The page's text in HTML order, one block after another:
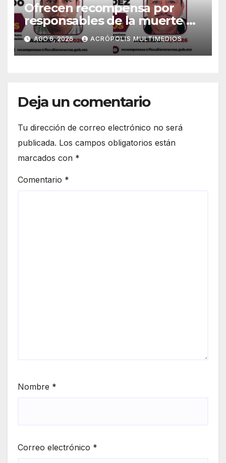
Ofrecen recompensa por
responsables de la muerte de
periodista Avisack Douglas
AGO 6, 2026 ACRÓPOLIS MULTIMEDIOS
Deja un comentario
Tu dirección de correo electrónico no será
publicada. Los campos obligatorios están
marcados con *
Comentario *
Nombre *
Correo electrónico *